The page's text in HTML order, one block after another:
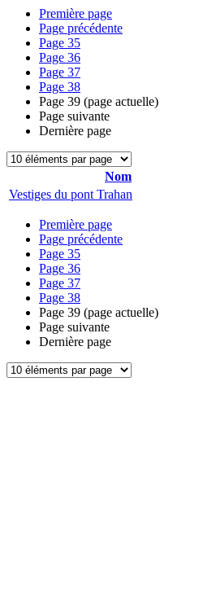
Première page
Page précédente
Page 35
Page 36
Page 37
Page 38
Page 39 (page actuelle)
Page suivante
Dernière page
Nom
Vestiges du pont Trahan
Première page
Page précédente
Page 35
Page 36
Page 37
Page 38
Page 39 (page actuelle)
Page suivante
Dernière page